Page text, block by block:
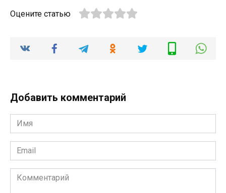
Оцените статью
Добавить комментарий
Имя
*
Email
*
Комментарий